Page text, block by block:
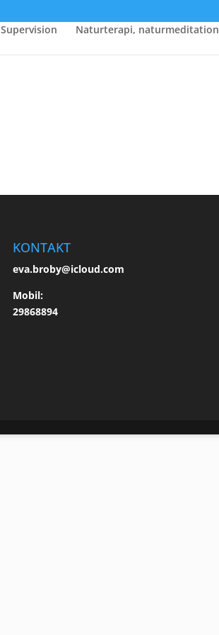
Supervision Naturterapi, naturmeditation
KONTAKT
eva.broby@icloud.com
Mobil:
29868894